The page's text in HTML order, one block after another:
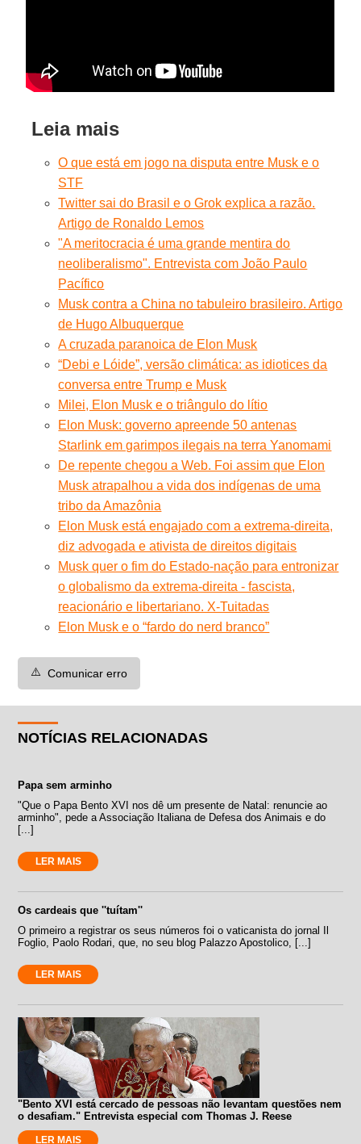
Leia mais
O que está em jogo na disputa entre Musk e o
STF
Twitter sai do Brasil e o Grok explica a razão.
Artigo de Ronaldo Lemos
"A meritocracia é uma grande mentira do
neoliberalismo". Entrevista com João Paulo
Pacífico
Musk contra a China no tabuleiro brasileiro. Artigo
de Hugo Albuquerque
A cruzada paranoica de Elon Musk
“Debi e Lóide”, versão climática: as idiotices da
conversa entre Trump e Musk
Milei, Elon Musk e o triângulo do lítio
Elon Musk: governo apreende 50 antenas
Starlink em garimpos ilegais na terra Yanomami
De repente chegou a Web. Foi assim que Elon
Musk atrapalhou a vida dos indígenas de uma
tribo da Amazônia
Elon Musk está engajado com a extrema-direita,
diz advogada e ativista de direitos digitais
Musk quer o fim do Estado-nação para entronizar
o globalismo da extrema-direita - fascista,
reacionário e libertariano. X-Tuitadas
Elon Musk e o “fardo do nerd branco”
⚠️ Comunicar erro
NOTÍCIAS RELACIONADAS
Papa sem arminho
"Que o Papa Bento XVI nos dê um presente de Natal: renuncie ao
arminho", pede a Associação Italiana de Defesa dos Animais e do
[...]
LER MAIS
Os cardeais que ''tuítam''
O primeiro a registrar os seus números foi o vaticanista do jornal Il
Foglio, Paolo Rodari, que, no seu blog Palazzo Apostolico, [...]
LER MAIS
"Bento XVI está cercado de pessoas não levantam questões nem
o desafiam." Entrevista especial com Thomas J. Reese
LER MAIS